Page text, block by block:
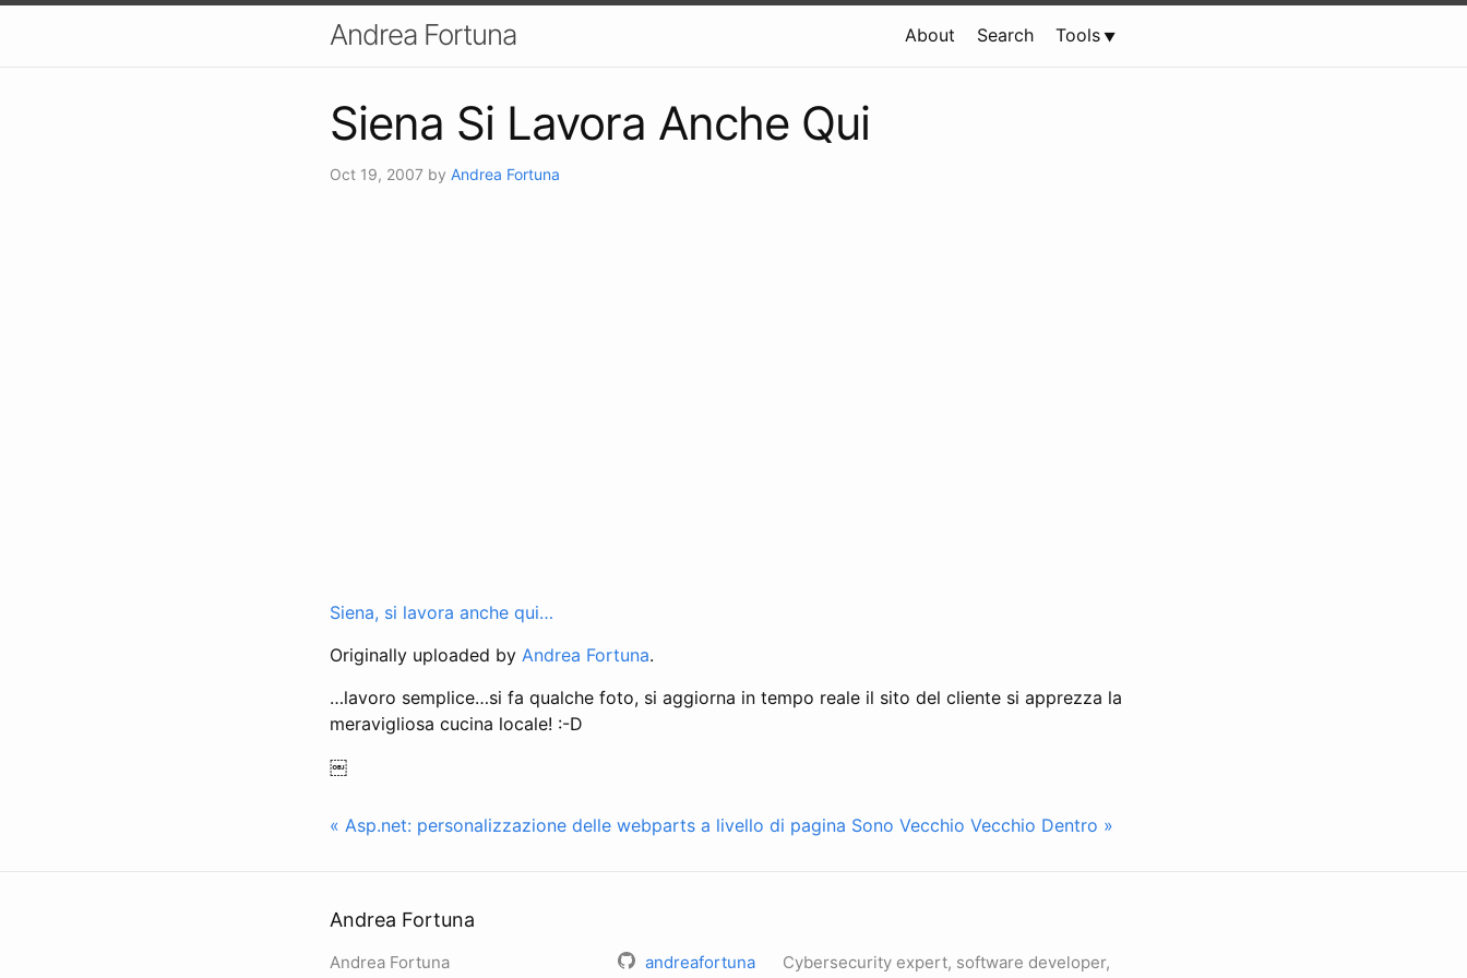
Andrea Fortuna About Search Tools
Siena Si Lavora Anche Qui
Oct 19, 2007 by Andrea Fortuna
Siena, si lavora anche qui…
Originally uploaded by Andrea Fortuna.
…lavoro semplice…si fa qualche foto, si aggiorna in tempo reale il sito del cliente si apprezza la
meravigliosa cucina locale! :-D
￼
« Asp.net: personalizzazione delle webparts a livello di pagina Sono Vecchio Vecchio Dentro »
Andrea Fortuna
Andrea Fortuna
andreafortuna
Cybersecurity expert, software developer,